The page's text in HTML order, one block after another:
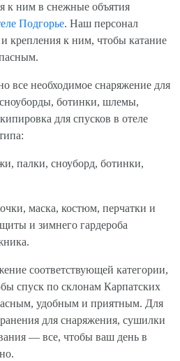
к ним в снежные объятия
Подгорье. Наш персонал
крепления к ним, чтобы катание
все необходимое снаряжение для
ботинки, шлемы,
для спусков в отеле
палки, сноуборд, ботинки,
маска, костюм, перчатки и
и зимнего гардероба
соответствующей категории,
спуск по склонам Карпатских
удобным и приятным. Для
для снаряжения, сушилки
— все, чтобы ваш день в